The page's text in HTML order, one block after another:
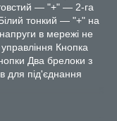
— "+" — 2-га
Білий тонкий — "+" на
в мережі не
Кнопка
Два брелоки з
для під'єднання